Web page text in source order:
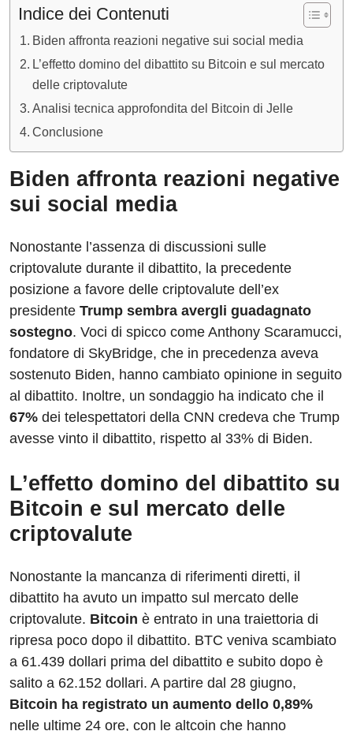
Indice dei Contenuti
Biden affronta reazioni negative sui social media
L’effetto domino del dibattito su Bitcoin e sul mercato
delle criptovalute
Analisi tecnica approfondita del Bitcoin di Jelle
Conclusione
Biden affronta reazioni negative
sui social media
Nonostante l’assenza di discussioni sulle
criptovalute durante il dibattito, la precedente
posizione a favore delle criptovalute dell’ex
presidente Trump sembra avergli guadagnato
sostegno. Voci di spicco come Anthony Scaramucci,
fondatore di SkyBridge, che in precedenza aveva
sostenuto Biden, hanno cambiato opinione in seguito
al dibattito. Inoltre, un sondaggio ha indicato che il
67% dei telespettatori della CNN credeva che Trump
avesse vinto il dibattito, rispetto al 33% di Biden.
L’effetto domino del dibattito su
Bitcoin e sul mercato delle
criptovalute
Nonostante la mancanza di riferimenti diretti, il
dibattito ha avuto un impatto sul mercato delle
criptovalute. Bitcoin è entrato in una traiettoria di
ripresa poco dopo il dibattito. BTC veniva scambiato
a 61.439 dollari prima del dibattito e subito dopo è
salito a 62.152 dollari. A partire dal 28 giugno,
Bitcoin ha registrato un aumento dello 0,89%
nelle ultime 24 ore, con le altcoin che hanno